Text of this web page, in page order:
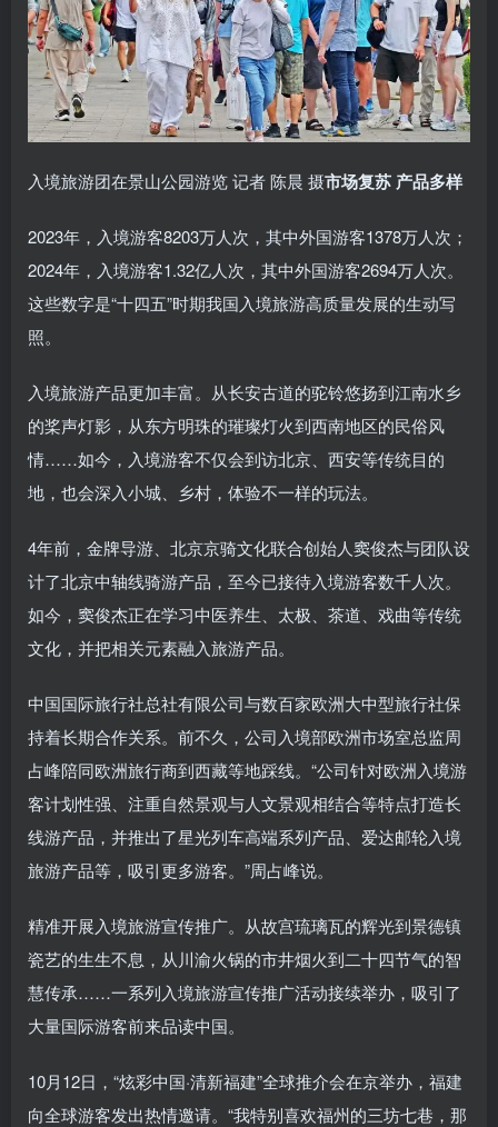
入境旅游团在景山公园游览 记者 陈晨 摄市场复苏 产品多样
2023年，入境游客8203万人次，其中外国游客1378万人次；
2024年，入境游客1.32亿人次，其中外国游客2694万人次。
这些数字是“十四五”时期我国入境旅游高质量发展的生动写
照。
入境旅游产品更加丰富。从长安古道的驼铃悠扬到江南水乡
的桨声灯影，从东方明珠的璀璨灯火到西南地区的民俗风
情……如今，入境游客不仅会到访北京、西安等传统目的
地，也会深入小城、乡村，体验不一样的玩法。
4年前，金牌导游、北京京骑文化联合创始人窦俊杰与团队设
计了北京中轴线骑游产品，至今已接待入境游客数千人次。
如今，窦俊杰正在学习中医养生、太极、茶道、戏曲等传统
文化，并把相关元素融入旅游产品。
中国国际旅行社总社有限公司与数百家欧洲大中型旅行社保
持着长期合作关系。前不久，公司入境部欧洲市场室总监周
占峰陪同欧洲旅行商到西藏等地踩线。“公司针对欧洲入境游
客计划性强、注重自然景观与人文景观相结合等特点打造长
线游产品，并推出了星光列车高端系列产品、爱达邮轮入境
旅游产品等，吸引更多游客。”周占峰说。
精准开展入境旅游宣传推广。从故宫琉璃瓦的辉光到景德镇
瓷艺的生生不息，从川渝火锅的市井烟火到二十四节气的智
慧传承……一系列入境旅游宣传推广活动接续举办，吸引了
大量国际游客前来品读中国。
10月12日，“炫彩中国·清新福建”全球推介会在京举办，福建
向全球游客发出热情邀请。“我特别喜欢福州的三坊七巷，那